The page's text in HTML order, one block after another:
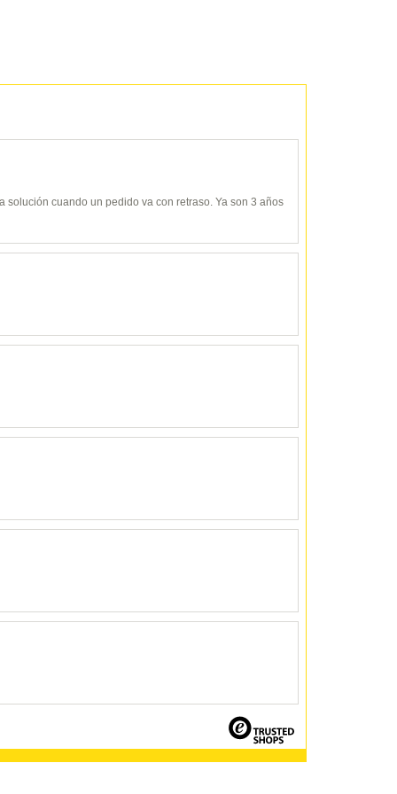
cuando un pedido va con retraso. Ya son 3 años